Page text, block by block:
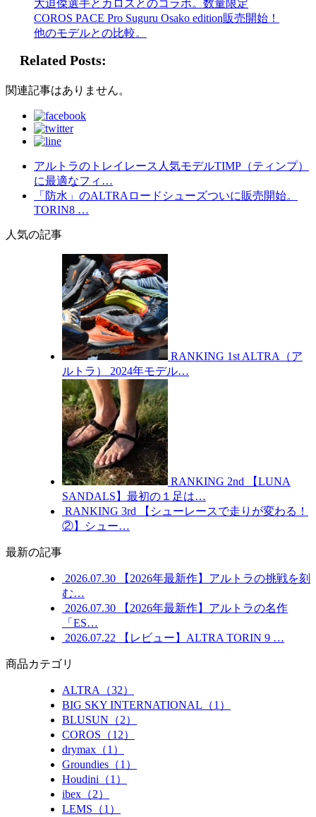
大迫傑選手とカロスとのコラボ。数量限定
COROS PACE Pro Suguru Osako edition販売開始！
他のモデルとの比較。
Related Posts:
関連記事はありません。
アルトラのトレイレース人気モデルTIMP（ティンプ）
に最適なフィ…
「防水」のALTRAロードシューズついに販売開始。
TORIN8 …
人気の記事
RANKING 1st ALTRA（ア
ルトラ） 2024年モデル…
RANKING 2nd
【LUNA
SANDALS】最初の１足は…
RANKING 3rd
【シューレースで走りが変わる！
②】シュー…
最新の記事
2026.07.30
【2026年最新作】アルトラの挑戦を刻
む…
2026.07.30
【2026年最新作】アルトラの名作
「ES…
2026.07.22
【レビュー】ALTRA TORIN 9 …
商品カテゴリ
ALTRA（32）
BIG SKY INTERNATIONAL（1）
BLUSUN（2）
COROS（12）
drymax（1）
Groundies（1）
Houdini（1）
ibex（2）
LEMS（1）